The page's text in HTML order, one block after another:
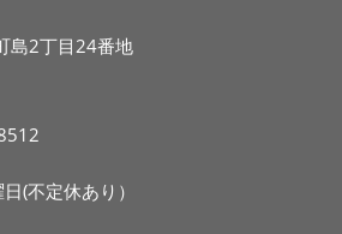
島2丁目24番地
(不定休あり）